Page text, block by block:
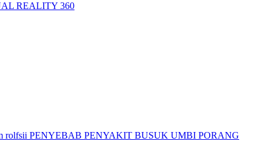
REALITY 360
rolfsii PENYEBAB PENYAKIT BUSUK UMBI PORANG